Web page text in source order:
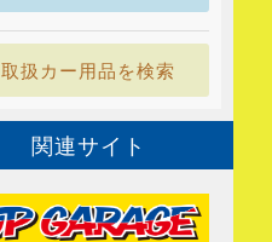
取扱カー用品を検索
関連サイト